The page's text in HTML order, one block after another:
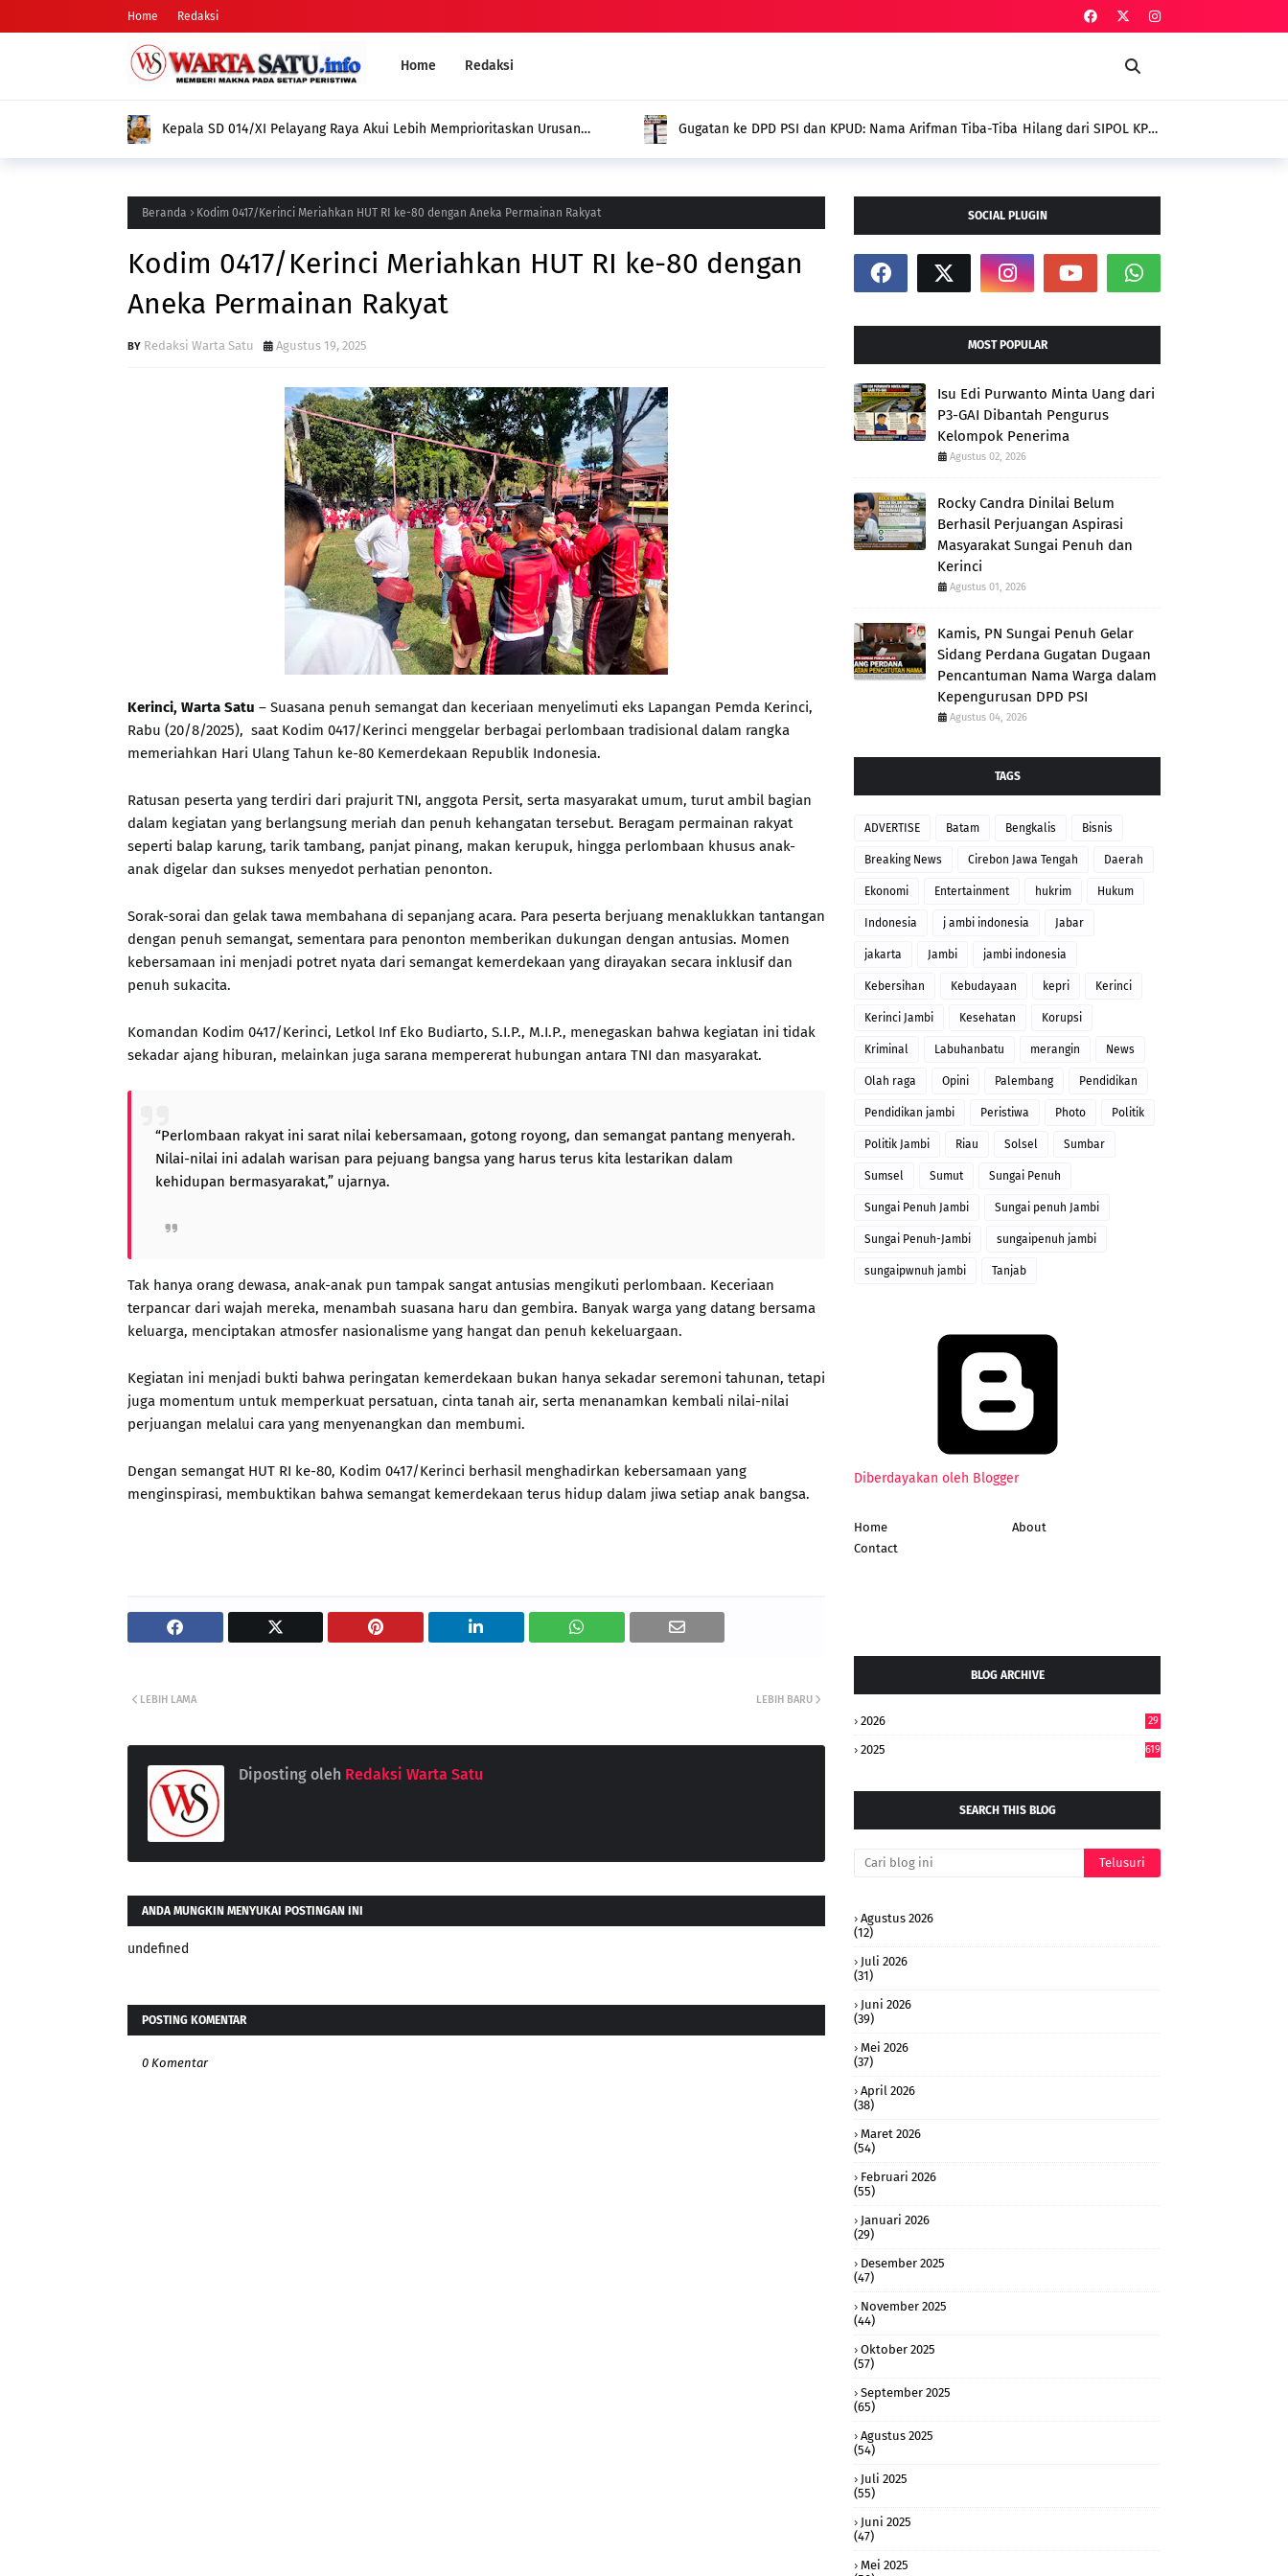
Home Redaksi
Home Redaksi
Gugatan ke DPD PSI dan KPUD: Nama Arifman Tiba-Tiba Hilang dari SIPOL KPU,
Kades Pondok Agung Sambut Baik Pengukuhan Penggerak HAM, Indra Jaya:
Beranda Kodim 0417/Kerinci Meriahkan HUT RI ke-80 dengan Aneka Permainan Rakyat
Kodim 0417/Kerinci Meriahkan HUT RI ke-80 dengan
Aneka Permainan Rakyat
Redaksi Warta Satu Agustus 19, 2025
Kerinci, Warta Satu – Suasana penuh semangat dan keceriaan menyelimuti eks Lapangan Pemda Kerinci,
Rabu (20/8/2025), saat Kodim 0417/Kerinci menggelar berbagai perlombaan tradisional dalam rangka
memeriahkan Hari Ulang Tahun ke-80 Kemerdekaan Republik Indonesia.
Ratusan peserta yang terdiri dari prajurit TNI, anggota Persit, serta masyarakat umum, turut ambil bagian
dalam kegiatan yang berlangsung meriah dan penuh kehangatan tersebut. Beragam permainan rakyat
seperti balap karung, tarik tambang, panjat pinang, makan kerupuk, hingga perlombaan khusus anak-
anak digelar dan sukses menyedot perhatian penonton.
Sorak-sorai dan gelak tawa membahana di sepanjang acara. Para peserta berjuang menaklukkan tantangan
dengan penuh semangat, sementara para penonton memberikan dukungan dengan antusias. Momen
kebersamaan ini menjadi potret nyata dari semangat kemerdekaan yang dirayakan secara inklusif dan
penuh sukacita.
Komandan Kodim 0417/Kerinci, Letkol Inf Eko Budiarto, S.I.P., M.I.P., menegaskan bahwa kegiatan ini tidak
sekadar ajang hiburan, melainkan juga sarana mempererat hubungan antara TNI dan masyarakat.
“Perlombaan rakyat ini sarat nilai kebersamaan, gotong royong, dan semangat pantang menyerah.
Nilai-nilai ini adalah warisan para pejuang bangsa yang harus terus kita lestarikan dalam
kehidupan bermasyarakat,” ujarnya.
Tak hanya orang dewasa, anak-anak pun tampak sangat antusias mengikuti perlombaan. Keceriaan
terpancar dari wajah mereka, menambah suasana haru dan gembira. Banyak warga yang datang bersama
keluarga, menciptakan atmosfer nasionalisme yang hangat dan penuh kekeluargaan.
Kegiatan ini menjadi bukti bahwa peringatan kemerdekaan bukan hanya sekadar seremoni tahunan, tetapi
juga momentum untuk memperkuat persatuan, cinta tanah air, serta menanamkan kembali nilai-nilai
perjuangan melalui cara yang menyenangkan dan membumi.
Dengan semangat HUT RI ke-80, Kodim 0417/Kerinci berhasil menghadirkan kebersamaan yang
menginspirasi, membuktikan bahwa semangat kemerdekaan terus hidup dalam jiwa setiap anak bangsa.
LEBIH BARU
LEBIH LAMA
Diposting oleh Redaksi Warta Satu
ANDA MUNGKIN MENYUKAI POSTINGAN INI
undefined
POSTING KOMENTAR
0 Komentar
SOCIAL PLUGIN
MOST POPULAR
Isu Edi Purwanto Minta Uang dari
P3-GAI Dibantah Pengurus
Kelompok Penerima
Agustus 02, 2026
Rocky Candra Dinilai Belum
Berhasil Perjuangan Aspirasi
Masyarakat Sungai Penuh dan
Kerinci
Agustus 01, 2026
Kamis, PN Sungai Penuh Gelar
Sidang Perdana Gugatan Dugaan
Pencantuman Nama Warga dalam
Kepengurusan DPD PSI
Agustus 04, 2026
TAGS
ADVERTISE Batam Bengkalis Bisnis
Breaking News Cirebon Jawa Tengah Daerah
Ekonomi Entertainment hukrim Hukum
Indonesia j ambi indonesia Jabar
jakarta Jambi jambi indonesia
Kebersihan Kebudayaan kepri Kerinci
Kerinci Jambi Kesehatan Korupsi
Kriminal Labuhanbatu merangin News
Olah raga Opini Palembang Pendidikan
Pendidikan jambi Peristiwa Photo Politik
Politik Jambi Riau Solsel Sumbar
Sumsel Sumut Sungai Penuh
Sungai Penuh Jambi Sungai penuh Jambi
Sungai Penuh-Jambi sungaipenuh jambi
sungaipwnuh jambi Tanjab
Diberdayakan oleh Blogger
Home
About
Contact
BLOG ARCHIVE
2026
29
2025 619
SEARCH THIS BLOG
Agustus 2026
(12)
Juli 2026
(31)
Juni 2026
(39)
Mei 2026
(37)
April 2026
(38)
Maret 2026
(54)
Februari 2026
(55)
Januari 2026
(29)
Desember 2025
(47)
November 2025
(44)
Oktober 2025
(57)
September 2025
(65)
Agustus 2025
(54)
Juli 2025
(55)
Juni 2025
(47)
Mei 2025